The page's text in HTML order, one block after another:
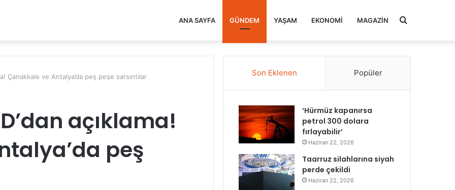
ANA SAYFA GÜNDEM YAŞAM EKONOMI MAGAZIN Arama
Çanakkale ve Antalya’da peş peşe sarsıntılar
açıklama!
peş
Son Eklenen Popüler
‘Hürmüz kapanırsa
petrol 300 dolara
fırlayabilir’
Haziran 22, 2026
Taarruz silahlarına siyah
perde çekildi
Haziran 22, 2026